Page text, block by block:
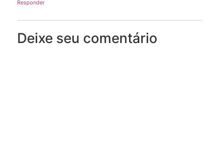
Responder
Deixe seu comentário